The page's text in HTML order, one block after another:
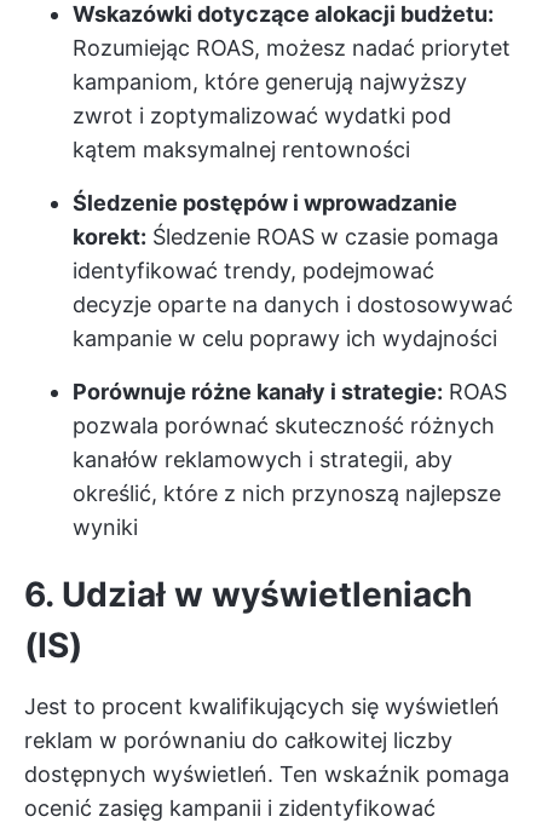
Wskazówki dotyczące alokacji budżetu:
Rozumiejąc ROAS, możesz nadać priorytet
kampaniom, które generują najwyższy
zwrot i zoptymalizować wydatki pod
kątem maksymalnej rentowności
Śledzenie postępów i wprowadzanie
korekt: Śledzenie ROAS w czasie pomaga
identyfikować trendy, podejmować
decyzje oparte na danych i dostosowywać
kampanie w celu poprawy ich wydajności
Porównuje różne kanały i strategie: ROAS
pozwala porównać skuteczność różnych
kanałów reklamowych i strategii, aby
określić, które z nich przynoszą najlepsze
wyniki
6. Udział w wyświetleniach
(IS)
Jest to procent kwalifikujących się wyświetleń
reklam w porównaniu do całkowitej liczby
dostępnych wyświetleń. Ten wskaźnik pomaga
ocenić zasięg kampanii i zidentyfikować